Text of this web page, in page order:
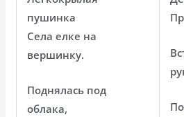
пушинка
Села елке на
вершинку.
Поднялась под
облака,